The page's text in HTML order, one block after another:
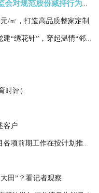
/㎡，打造高品质整家定制
时评）
客户
田”？看记者观察